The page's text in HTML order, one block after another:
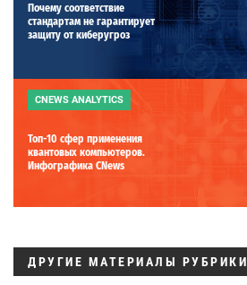
Почему соответствие
стандартам не гарантирует
защиту от киберугроз
CNEWS ANALYTICS
Топ-10 сфер применения
квантовых компьютеров.
Инфографика CNews
ДРУГИЕ МАТЕРИАЛЫ РУБРИКИ